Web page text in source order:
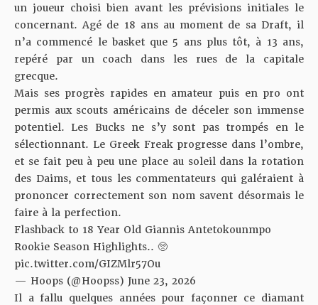
un joueur choisi bien avant les prévisions initiales le
concernant. Agé de 18 ans au moment de sa Draft, il
n’a commencé le basket que 5 ans plus tôt, à 13 ans,
repéré par un coach dans les rues de la capitale
grecque.
Mais ses progrès rapides en amateur puis en pro ont
permis aux scouts américains de déceler son immense
potentiel. Les Bucks ne s’y sont pas trompés en le
sélectionnant. Le Greek Freak progresse dans l’ombre,
et se fait peu à peu une place au soleil dans la rotation
des Daims, et tous les commentateurs qui galéraient à
prononcer correctement son nom savent désormais le
faire à la perfection.
Flashback to 18 Year Old Giannis Antetokounmpo
Rookie Season Highlights.. 🥺
pic.twitter.com/GIZMlr57Ou
— Hoops (@Hoopss) June 23, 2026
Il a fallu quelques années pour façonner ce diamant